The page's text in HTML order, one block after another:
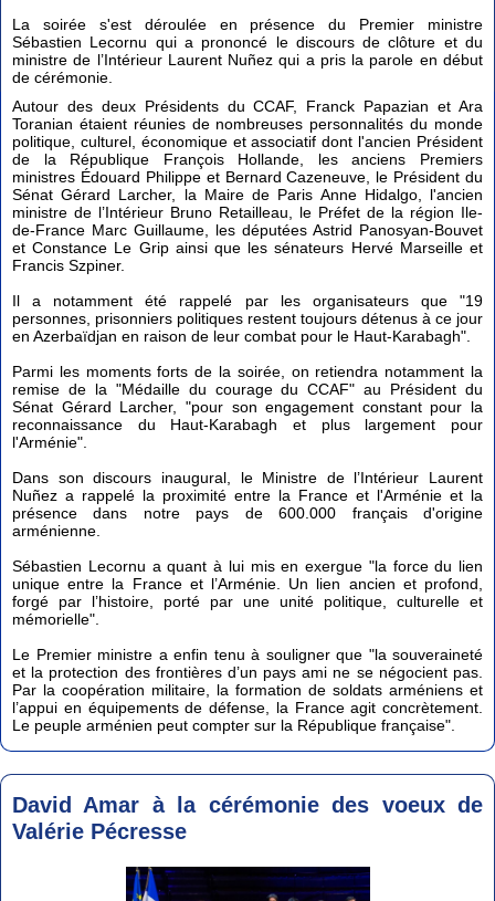
La soirée s'est déroulée en présence du Premier ministre
Sébastien Lecornu qui a prononcé le discours de clôture et du
ministre de l’Intérieur Laurent Nuñez qui a pris la parole en début
de cérémonie.
Autour des deux Présidents du CCAF, Franck Papazian et Ara
Toranian étaient réunies de nombreuses personnalités du monde
politique, culturel, économique et associatif dont l'ancien Président
de la République François Hollande, les anciens Premiers
ministres Édouard Philippe et Bernard Cazeneuve, le Président du
Sénat Gérard Larcher, la Maire de Paris Anne Hidalgo, l'ancien
ministre de l’Intérieur Bruno Retailleau, le Préfet de la région Ile-
de-France Marc Guillaume, les députées Astrid Panosyan-Bouvet
et Constance Le Grip ainsi que les sénateurs Hervé Marseille et
Francis Szpiner.
Il a notamment été rappelé par les organisateurs que "19
personnes, prisonniers politiques restent toujours détenus à ce jour
en Azerbaïdjan en raison de leur combat pour le Haut-Karabagh".
Parmi les moments forts de la soirée, on retiendra notamment la
remise de la "Médaille du courage du CCAF" au Président du
Sénat Gérard Larcher, "pour son engagement constant pour la
reconnaissance du Haut-Karabagh et plus largement pour
l'Arménie".
Dans son discours inaugural, le Ministre de l’Intérieur Laurent
Nuñez a rappelé la proximité entre la France et l'Arménie et la
présence dans notre pays de 600.000 français d'origine
arménienne.
Sébastien Lecornu a quant à lui mis en exergue "la force du lien
unique entre la France et l’Arménie. Un lien ancien et profond,
forgé par l’histoire, porté par une unité politique, culturelle et
mémorielle".
Le Premier ministre a enfin tenu à souligner que "la souveraineté
et la protection des frontières d’un pays ami ne se négocient pas.
Par la coopération militaire, la formation de soldats arméniens et
l’appui en équipements de défense, la France agit concrètement.
Le peuple arménien peut compter sur la République française".
David Amar à la cérémonie des voeux de
Valérie Pécresse